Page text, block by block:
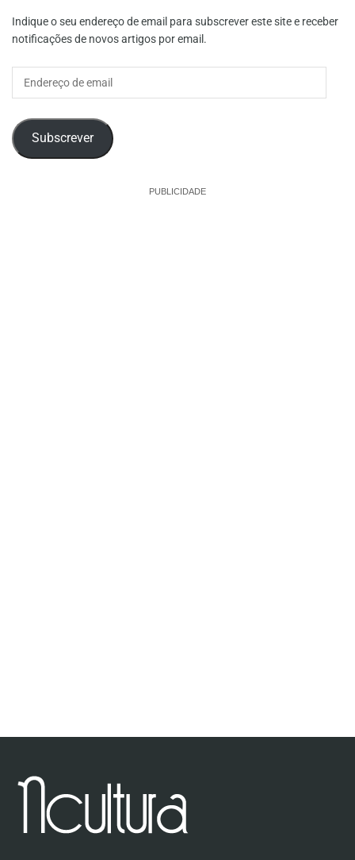
Indique o seu endereço de email para subscrever este site e receber
notificações de novos artigos por email.
Subscrever
PUBLICIDADE